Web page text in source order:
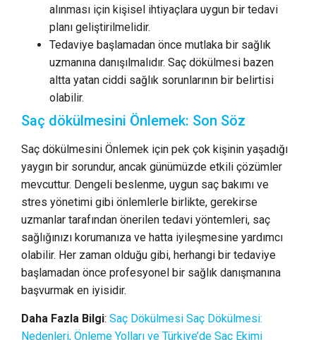
alınması için kişisel ihtiyaçlara uygun bir tedavi
planı geliştirilmelidir.
Tedaviye başlamadan önce mutlaka bir sağlık
uzmanına danışılmalıdır. Saç dökülmesi bazen
altta yatan ciddi sağlık sorunlarının bir belirtisi
olabilir.
Saç dökülmesini Önlemek: Son Söz
Saç dökülmesini Önlemek için pek çok kişinin yaşadığı
yaygın bir sorundur, ancak günümüzde etkili çözümler
mevcuttur. Dengeli beslenme, uygun saç bakımı ve
stres yönetimi gibi önlemlerle birlikte, gerekirse
uzmanlar tarafından önerilen tedavi yöntemleri, saç
sağlığınızı korumanıza ve hatta iyileşmesine yardımcı
olabilir. Her zaman olduğu gibi, herhangi bir tedaviye
başlamadan önce profesyonel bir sağlık danışmanına
başvurmak en iyisidir.
Daha Fazla Bilgi: Saç Dökülmesi Saç Dökülmesi:
Nedenleri, Önleme Yolları ve Türkiye’de Saç Ekimi